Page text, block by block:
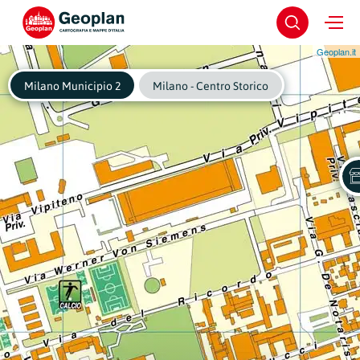
Geoplan.it
Milano Municipio 2 Milano - Centro Storico